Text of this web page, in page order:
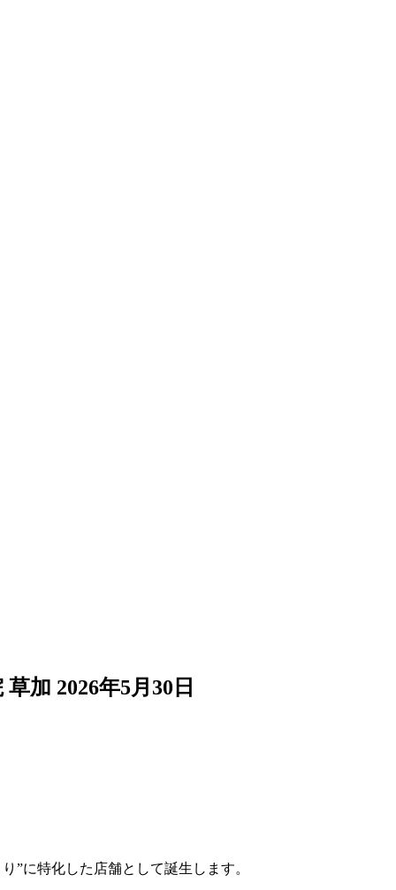
草加 2026年5月30日
”に特化した店舗として誕生します。